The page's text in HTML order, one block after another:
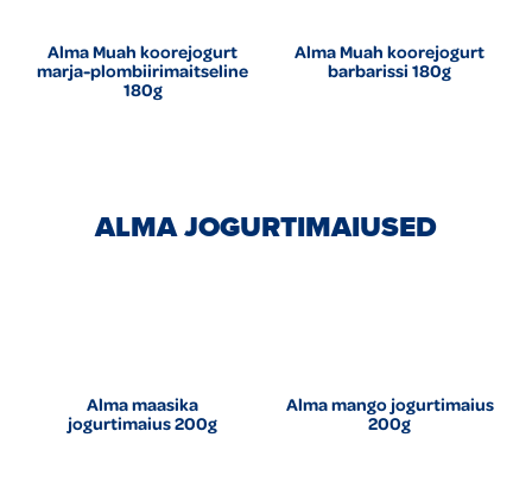
Alma Muah koorejogurt
marja-plombiirimaitseline
180g
Alma Muah koorejogurt
barbarissi 180g
ALMA JOGURTIMAIUSED
Alma maasika
jogurtimaius 200g
Alma mango jogurtimaius
200g